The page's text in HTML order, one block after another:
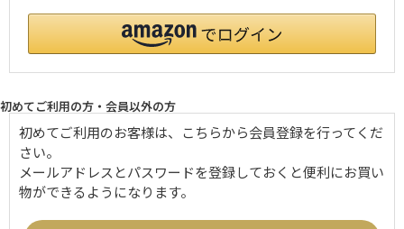
初めてご利用の方・会員以外の方
初めてご利用のお客様は、こちらから会員登録を行ってくだ
さい。
メールアドレスとパスワードを登録しておくと便利にお買い
物ができるようになります。